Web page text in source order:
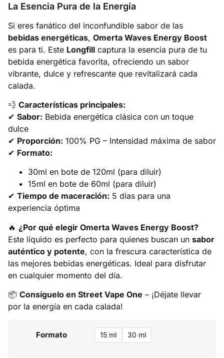
La Esencia Pura de la Energía
Si eres fanático del inconfundible sabor de las
bebidas energéticas, Omerta Waves Energy Boost
es para ti. Este Longfill captura la esencia pura de tu
bebida energética favorita, ofreciendo un sabor
vibrante, dulce y refrescante que revitalizará cada
calada.
💨 Características principales:
✔ Sabor: Bebida energética clásica con un toque
dulce
✔ Proporción: 100% PG – Intensidad máxima de sabor
✔ Formato:
30ml en bote de 120ml (para diluir)
15ml en bote de 60ml (para diluir)
✔ Tiempo de maceración: 5 días para una
experiencia óptima
🔥 ¿Por qué elegir Omerta Waves Energy Boost?
Este líquido es perfecto para quienes buscan un sabor
auténtico y potente, con la frescura característica de
las mejores bebidas energéticas. Ideal para disfrutar
en cualquier momento del día.
📦 Consíguelo en Street Vape One – ¡Déjate llevar
por la energía en cada calada!
Formato 15 ml 30 ml